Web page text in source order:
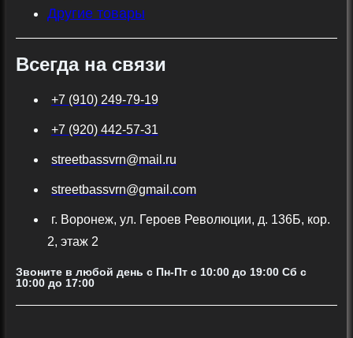
Другие товары
Всегда на связи
+7 (910) 249-79-19
+7 (920) 442-57-31
streetbassvrn@mail.ru
streetbassvrn@gmail.com
г. Воронеж, ул. Героев Революции, д. 136Б, кор.
2, этаж 2
Звоните в любой день с Пн-Пт c 10:00 до 19:00 Сб с
10:00 до 17:00